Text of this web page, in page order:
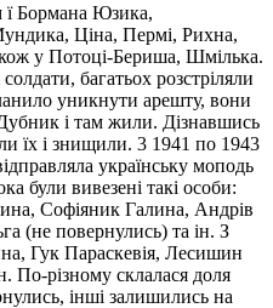
ї Бормана Юзика,
Ціна, Пермі, Рихна,
у Потоці-Бериша, Шмілька.
багатьох розстріляли
уникнути арешту, вони
і там жили. Дізнавшись
їх і знищили. 3 1941 по 1943
українську моподь
були вивезені такі особи:
Софіяник Галина, Андрів
(не повернулись) та ін. З
Гук Параскевія, Лесишин
По-pізному склалася доля
інші залишились на